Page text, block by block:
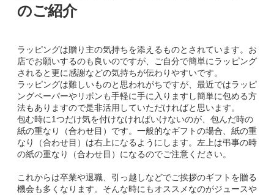
のご紹介
ラッピングは贈り主の気持ちを添えるものとされています。お
店でお願いするのも良いのですが、ご自分で簡単にラッピング
されると更に感謝などの気持ちが伝わりやすいです。
ラッピングは難しいものと思われがちですが、最近ではラッピ
ングペーパーやリボンも手軽に手に入りますし簡単に包める方
法もありますので是非活用していただければと思います。
包む時に1つだけ気を付けなければいけないのが、包んだ時の
紙の重なり（合わせ目）です。一般的なギフトの場合、紙の重
なり（合わせ目）は右上になるようにします。左上は弔事の時
の紙の重なり（合わせ目）になるのでご注意ください。
これからは卒業や退職、引っ越しなどでご挨拶のギフトを贈る
機会も多くなります。そんな時にもオススメなのがジュースや